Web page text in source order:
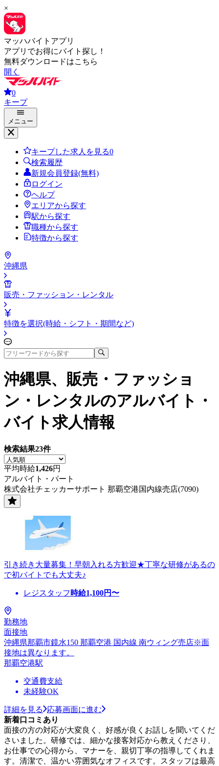
×
マッハバイトアプリ
アプリでお得にバイト探し！
無料ダウンロードはこちら
開く
0
キープ
メニュー
キープした求人を見る0
検索履歴
新規会員登録(無料)
ログイン
ヘルプ
エリアから探す
駅から探す
職種から探す
特徴から探す
沖縄県
販売・ファッション・レンタル
特徴を選択(時給・シフト・期間など)
沖縄県、販売・ファッショ
ン・レンタルのアルバイト・
バイト求人情報
検索結果23件
平均時給1,426円
アルバイト・パート
株式会社チェッカーサポート 那覇空港国内線売店(7090)
引き続き大量募集！早朝入れる方歓迎★丁寧な研修があるの
で初バイトでも大丈夫♪
レジスタッフ 時給1,100円〜
勤務地
面接地
沖縄県那覇市鏡水150 那覇空港 国内線 南ウィング売店※面
接地は異なります。
那覇空港駅
交通費支給
未経験OK
詳細を見る
応募画面に進む
新着口コミあり
面接の方の対応が大変良く、好感が良くお話しを聞いてくだ
さいました。研修では、細かな接客対応から教えくださり、
お仕事での心得から、マナーを、親切丁寧の指導してくれま
す。清潔で、温かい雰囲気なオフィスです。スタッフは最高